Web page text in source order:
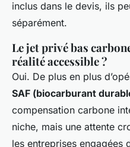
inclus dans le devis, ils
séparément.
Le jet privé bas
réalité accessible ?
Oui. De plus en plus
SAF (biocarburant
compensation carbone
niche, mais une attente
les entreprises engagées